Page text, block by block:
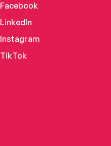
Facebook
LinkedIn
Instagram
TikTok